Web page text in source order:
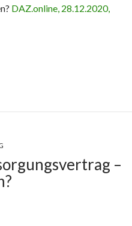
DAZ.online, 28.12.2020,
dem Vereinigten Königreich
–